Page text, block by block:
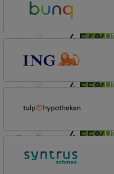
4,54%
Hypotheek
lineair
4,55%
Easy Mortgage
lineair
4,55%
Basis (Incl. Korting)
lineair
Tulp Compleet